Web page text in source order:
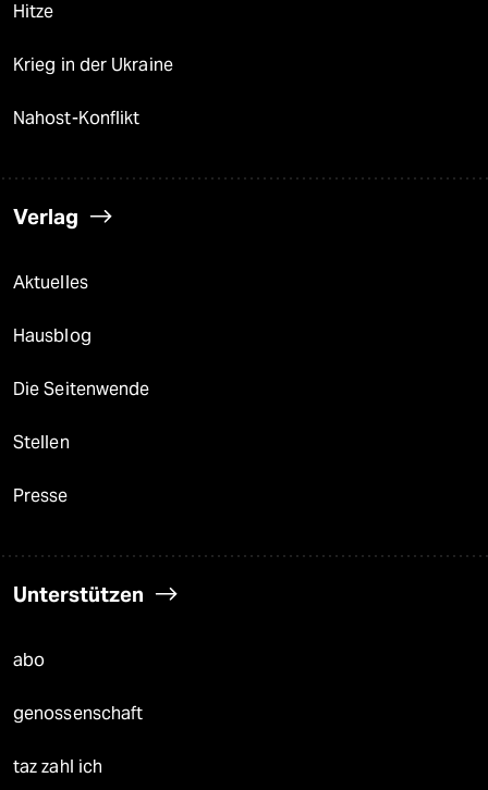
Hitze
Krieg in der Ukraine
Nahost-Konflikt
Verlag
Aktuelles
Hausblog
Die Seitenwende
Stellen
Presse
Unterstützen
abo
genossenschaft
taz zahl ich